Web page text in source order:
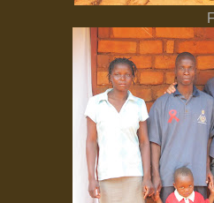
Familia